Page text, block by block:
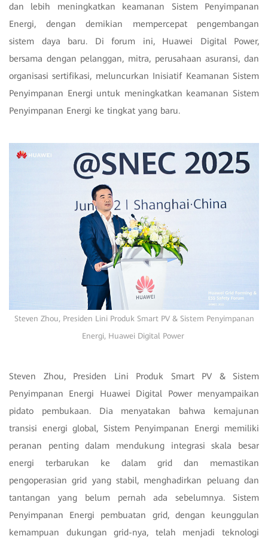
dan lebih meningkatkan keamanan Sistem Penyimpanan
Energi, dengan demikian mempercepat pengembangan
sistem daya baru. Di forum ini, Huawei Digital Power,
bersama dengan pelanggan, mitra, perusahaan asuransi, dan
organisasi sertifikasi, meluncurkan Inisiatif Keamanan Sistem
Penyimpanan Energi untuk meningkatkan keamanan Sistem
Penyimpanan Energi ke tingkat yang baru.
Steven Zhou, Presiden Lini Produk Smart PV & Sistem Penyimpanan
Energi, Huawei Digital Power
Steven Zhou, Presiden Lini Produk Smart PV & Sistem
Penyimpanan Energi Huawei Digital Power menyampaikan
pidato pembukaan. Dia menyatakan bahwa kemajunan
transisi energi global, Sistem Penyimpanan Energi memiliki
peranan penting dalam mendukung integrasi skala besar
energi terbarukan ke dalam grid dan memastikan
pengoperasian grid yang stabil, menghadirkan peluang dan
tantangan yang belum pernah ada sebelumnya. Sistem
Penyimpanan Energi pembuatan grid, dengan keunggulan
kemampuan dukungan grid-nya, telah menjadi teknologi